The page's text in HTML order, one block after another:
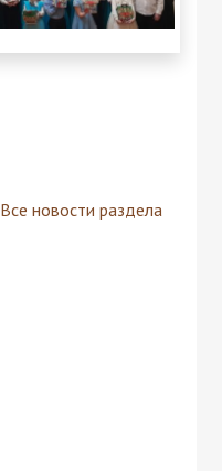
Все новости раздела